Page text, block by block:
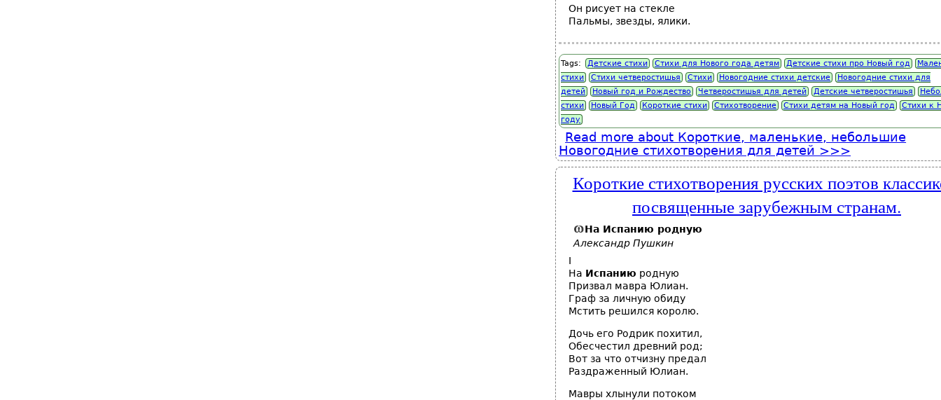
Он рисует на стекле
Пальмы, звезды, ялики.
Tags: Детские стихи Стихи для Нового года детям Детские стихи про Новый год
стихи
Стихи четверостишья Стихи Новогодние стихи детские
Новогодние стихи для
детей
Новый год и Рождество Четверостишья для детей Детские четверостишья
стихи
Новый Год Короткие стихи Стихотворение Стихи детям на Новый год
Стихи к
году
Read more about Короткие, маленькие, небольшие
Новогодние стихотворения для детей
Короткие стихотворения русских поэтов
посвященные зарубежным странам.
На Испанию родную
Александр Пушкин
I
На Испанию родную
Призвал мавра Юлиан.
Граф за личную обиду
Мстить решился королю.
Дочь его Родрик похитил,
Обесчестил древний род;
Вот за что отчизну предал
Раздраженный Юлиан.
Мавры хлынули потоком